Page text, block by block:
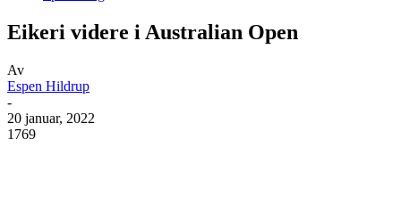
Eikeri videre i Australian Open
Av
Espen Hildrup
-
20 januar, 2022
1769